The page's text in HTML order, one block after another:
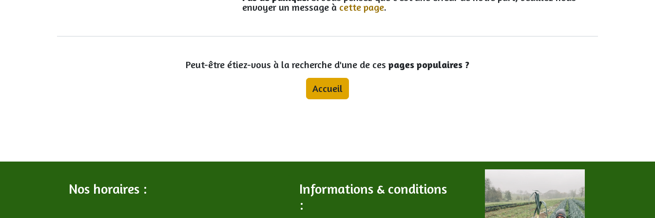
envoyer un message à cette page.
Peut-être étiez-vous à la recherche d'une de ces pages populaires ?
Accueil
Nos horaires :
Informations & conditions
: